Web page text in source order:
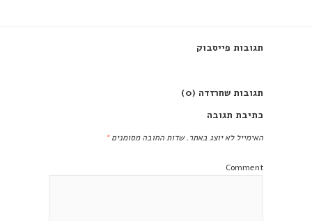
תגובות פייסבוק
תגובות שחרזדה (0)
כתיבת תגובה
האימייל לא יוצג באתר. שדות החובה מסומנים*
Comment